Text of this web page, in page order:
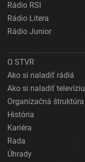
Rádio RSI
Rádio Litera
Rádio Junior
O STVR
Ako si naladiť rádiá
Ako si naladiť televíziu
Organizačná štruktúra
História
Kariéra
Rada
Úhrady